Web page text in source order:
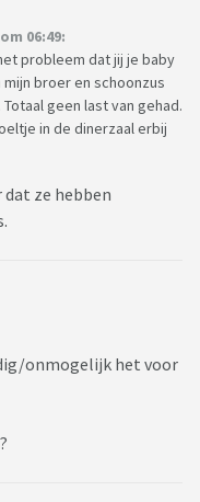
06:49:
probleem dat jij je baby
broer en schoonzus
geen last van gehad.
in de dinerzaal erbij
ze hebben
onmogelijk het voor